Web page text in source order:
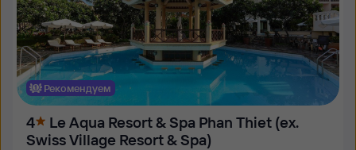
Рекомендуем
4
Le Aqua Resort & Spa Phan Thiet (ex.
Swiss Village Resort & Spa)